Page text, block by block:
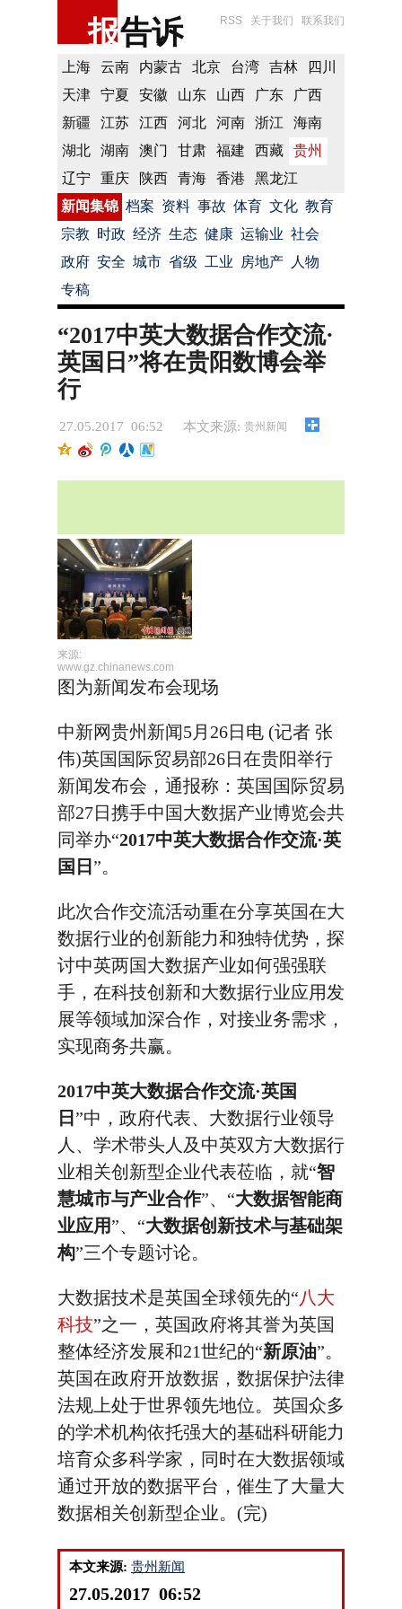
报告诉 RSS 关于我们 联系我们
上海 云南 内蒙古 北京 台湾 吉林
四川
天津
宁夏 安徽 山东 山西 广东
广西
新疆
江苏 江西 河北 河南 浙江
海南
湖北
湖南 澳门 甘肃 福建 西藏
贵州
辽宁
重庆 陕西 青海 香港
黑龙江
新闻集锦 档案 资料 事故 体育 文化 教育
宗教 时政 经济 生态 健康 运输业 社会
政府 安全 城市 省级 工业 房地产
人物
专稿
“2017中英大数据合作交流·
英国日”将在贵阳数博会举
行
27.05.2017 06:52 本文来源: 贵州新闻
来源:
www.gz.chinanews.com
图为新闻发布会现场
中新网贵州新闻5月26日电 (记者 张
伟)英国国际贸易部26日在贵阳举行
新闻发布会，通报称：英国国际贸易
部27日携手中国大数据产业博览会共
同举办“2017中英大数据合作交流·英
国日 ”。
此次合作交流活动重在分享英国在大
数据行业的创新能力和独特优势，探
讨中英两国大数据产业如何强强联
手，在科技创新和大数据行业应用发
展等领域加深合作，对接业务需求，
实现商务共赢。
2017中英大数据合作交流·英国
日 ”中，政府代表、大数据行业领导
人、学术带头人及中英双方大数据行
业相关创新型企业代表莅临，就“智
慧城市与产业合作”、“大数据智能商
业应用”、“大数据创新技术与基础架
构”三个专题讨论。
大数据技术是英国全球领先的“八大
科技”之一，英国政府将其誉为英国
整体经济发展和21世纪的“新原油”。
英国在政府开放数据，数据保护法律
法规上处于世界领先地位。英国众多
的学术机构依托强大的基础科研能力
培育众多科学家，同时在大数据领域
通过开放的数据平台，催生了大量大
数据相关创新型企业。(完)
本文来源: 贵州新闻
27.05.2017 06:52